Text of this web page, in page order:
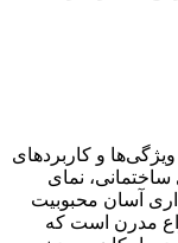
و کاربردهای
ساختمانی، نمای
آسان محبوبیت
مدرن است که